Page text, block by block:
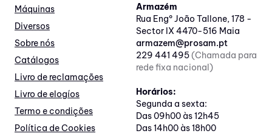
Máquinas
Diversos
Sobre nós
Catálogos
Livro de reclamações
Livro de elogíos
Termo e condições
Política de Cookies
Armazém
Rua Engº João Tallone, 178 -
Sector IX 4470-516 Maia
armazem@prosam.pt
229 441 495(Chamada para
rede fixa nacional)
Horários:
Segunda a sexta:
Das 09h00 às 12h45
Das 14h00 às 18h00